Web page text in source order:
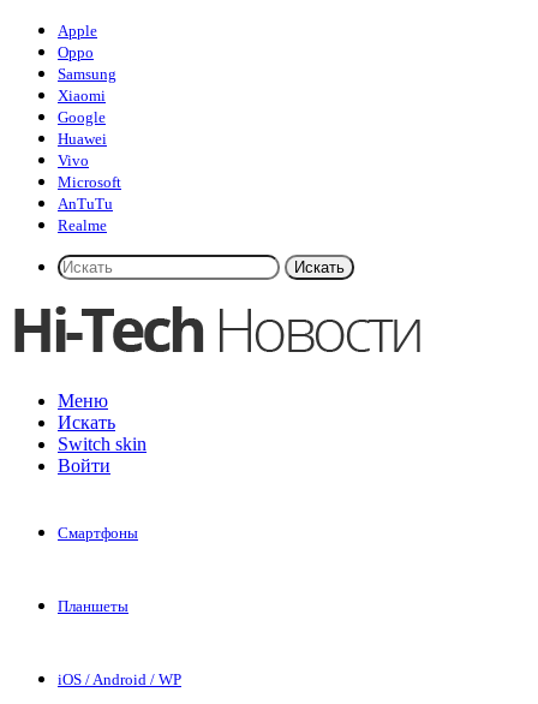
Apple
Oppo
Samsung
Xiaomi
Google
Huawei
Vivo
Microsoft
AnTuTu
Realme
Искать
Меню
Искать
Switch skin
Войти
Смартфоны
Планшеты
iOS / Android / WP